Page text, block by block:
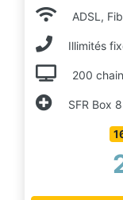
ADSL,
Illimités
200
SFR Box